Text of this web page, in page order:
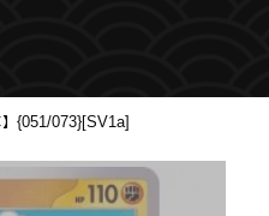
{051/073}[SV1a]